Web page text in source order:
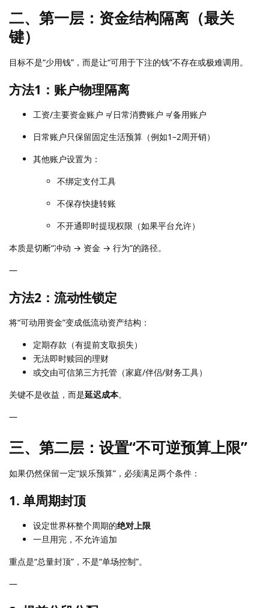
二、第一层：资金结构隔离（最关
键）
目标不是“少用钱”，而是让“可用于下注的钱”不存在或极难调用。
方法1：账户物理隔离
工资/主要资金账户 ≠ 日常消费账户 ≠ 备用账户
日常账户只保留固定生活预算（例如1–2周开销）
其他账户设置为：
不绑定支付工具
不保存快捷转账
不开通即时提现权限（如果平台允许）
本质是切断“冲动 → 资金 → 行为”的路径。
—
方法2：流动性锁定
将“可动用资金”变成低流动资产结构：
定期存款（有提前支取损失）
无法即时赎回的理财
或交由可信第三方托管（家庭/伴侣/财务工具）
关键不是收益，而是延迟成本。
—
三、第二层：设置“不可逆预算上限”
如果仍然保留一定“娱乐预算”，必须满足两个条件：
1. 单周期封顶
设定世界杯整个周期的绝对上限
一旦用完，不允许追加
重点是“总量封顶”，不是“单场控制”。
—